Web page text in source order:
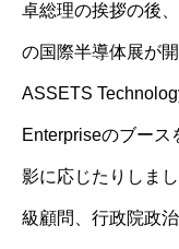
卓総理の挨拶の後
の国際半導体展が
ASSETS
Enterpriseのブー
影に応じたりしま
級顧問、行政院政